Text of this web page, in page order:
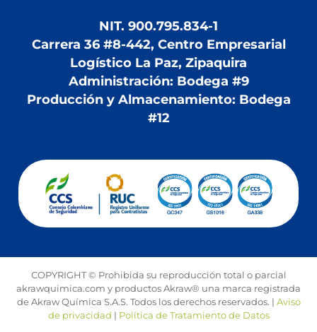
NIT. 900.795.834-1
Carrera 36 #8-442, Centro Empresarial
Logístico La Paz, Zipaquira
Administración: Bodega #9
Producción y Almacenamiento: Bodega
#12
COPYRIGHT © Prohibida su reproducción total o parcial
akrawquimica.com y productos Akraw® una marca registrada
de Akraw Química S.A.S. Todos los derechos reservados. | Aviso
de privacidad | Política de Tratamiento de Datos